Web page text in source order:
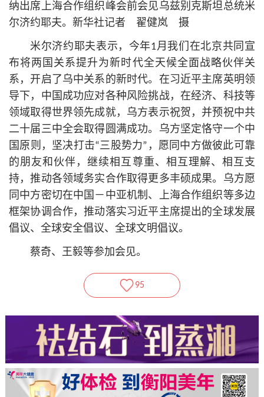
纳出席上海合作组织峰会前会见乌兹别克斯坦总统米
尔济约耶夫。新华社记者 翟健岚 摄
米尔济约耶夫表示，今年1月我们在北京共同宣
布将两国关系提升为新时代全天候全面战略伙伴关
系，开启了乌中关系的新时代。在习近平主席英明领
导下，中国成功应对各种风险挑战，在经济、科技等
领域取得世界领先成就，乌方表示祝贺，并预祝中共
二十届三中全会取得圆满成功。乌方坚定恪守一个中
国原则，坚决打击“三股势力”，愿同中方做彼此可靠
的朋友和伙伴，继续相互尊重、相互理解、相互支
持，推动各领域务实合作取得更多丰硕成果。乌方愿
同中方密切在中国－中亚机制、上海合作组织等多边
框架协调合作，推动落实习近平主席提出的全球发展
倡议、全球安全倡议、全球文明倡议。
蔡奇、王毅等参加会见。
95